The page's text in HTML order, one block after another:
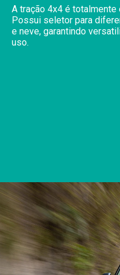
A tração 4x4 é totalmente
Possui seletor para
e neve, garantindo
uso.